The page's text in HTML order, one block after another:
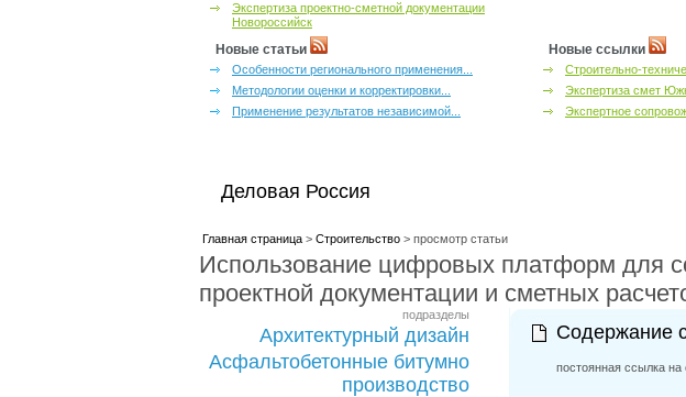
Экспертиза проектно-сметной документации
Новороссийск
Новые статьи
Особенности регионального применения...
Методологии оценки и корректировки...
Применение результатов независимой...
Новые ссылки
Строительно-
Экспертиза смет
Экспертное
Деловая Россия
Главная страница > Строительство > просмотр статьи
Использование цифровых платформ для
проектной документации и сметных
подразделы
Архитектурный дизайн
Асфальтобетонные битумно
производство
Содержание
постоянная ссылка